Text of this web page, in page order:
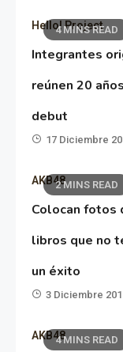
4 MINS READ
Hello! Project
Integrantes
reúnen 20
debut
17 Diciembre
2 MINS READ
AKB48
Colocan fotos
libros que no
un éxito
3 Diciembre
4 MINS READ
AKB48